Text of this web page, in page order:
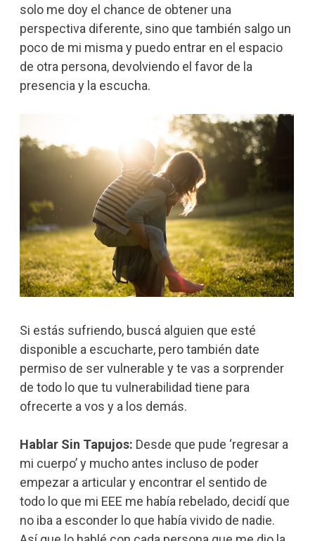
solo me doy el chance de obtener una
perspectiva diferente, sino que también salgo un
poco de mi misma y puedo entrar en el espacio
de otra persona, devolviendo el favor de la
presencia y la escucha.
Si estás sufriendo, buscá alguien que esté
disponible a escucharte, pero también date
permiso de ser vulnerable y te vas a sorprender
de todo lo que tu vulnerabilidad tiene para
ofrecerte a vos y a los demás.
Hablar Sin Tapujos: Desde que pude ‘regresar a
mi cuerpo’ y mucho antes incluso de poder
empezar a articular y encontrar el sentido de
todo lo que mi EEE me había rebelado, decidí que
no iba a esconder lo que había vivido de nadie.